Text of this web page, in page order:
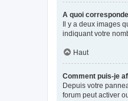
A quoi
Il y a deux images
indiquant votre
Haut
Comment puis-je
Depuis votre
forum peut activer